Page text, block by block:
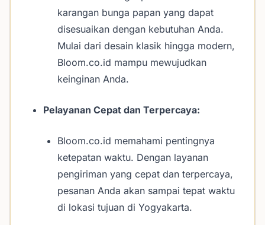
karangan bunga papan yang dapat
disesuaikan dengan kebutuhan Anda.
Mulai dari desain klasik hingga modern,
Bloom.co.id mampu mewujudkan
keinginan Anda.
Pelayanan Cepat dan Terpercaya:
Bloom.co.id memahami pentingnya
ketepatan waktu. Dengan layanan
pengiriman yang cepat dan terpercaya,
pesanan Anda akan sampai tepat waktu
di lokasi tujuan di Yogyakarta.